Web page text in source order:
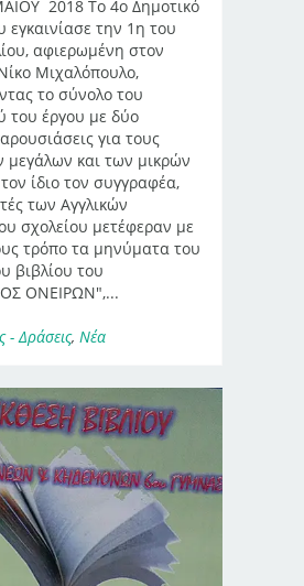
2018 Το 4ο Δημοτικό
εγκαινίασε την 1η του
αφιερωμένη στον
Μιχαλόπουλο,
το σύνολο του
του έργου με δύο
για τους
μεγάλων και των μικρών
ίδιο τον συγγραφέα,
των Αγγλικών
σχολείου μετέφεραν με
τρόπο τα μηνύματα του
βιβλίου του
ΟΝΕΙΡΩΝ",...
- Δράσεις, Νέα